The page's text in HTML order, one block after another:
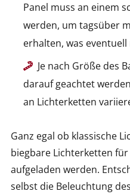
Panel muss an einem
werden, um tagsüber
erhalten, was
Je nach Größe des
darauf geachtet
an Lichterketten
Ganz egal ob klassische
biegbare Lichterketten
aufgeladen werden.
selbst die Beleuchtung